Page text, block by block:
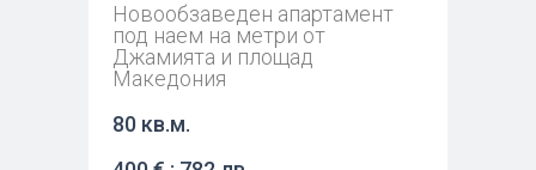
Новообзаведен апартамент
под наем на метри от
Джамията и площад
Македония
80 кв.м.